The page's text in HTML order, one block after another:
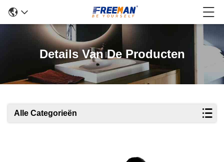
Details Van De Producten
Alle Categorieën